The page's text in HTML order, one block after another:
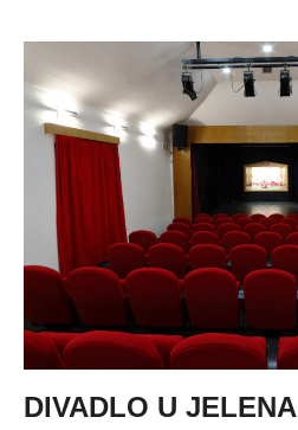
DIVADLO U JELENA